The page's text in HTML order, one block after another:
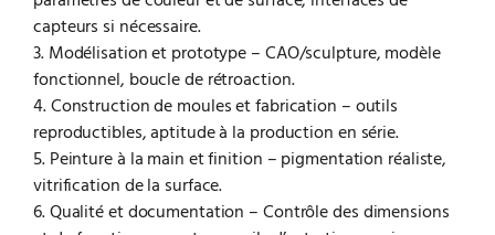
capteurs si nécessaire.
3. Modélisation et prototype – CAO/sculpture, modèle
fonctionnel, boucle de rétroaction.
4. Construction de moules et fabrication – outils
reproductibles, aptitude à la production en série.
5. Peinture à la main et finition – pigmentation réaliste,
vitrification de la surface.
6. Qualité et documentation – Contrôle des dimensions